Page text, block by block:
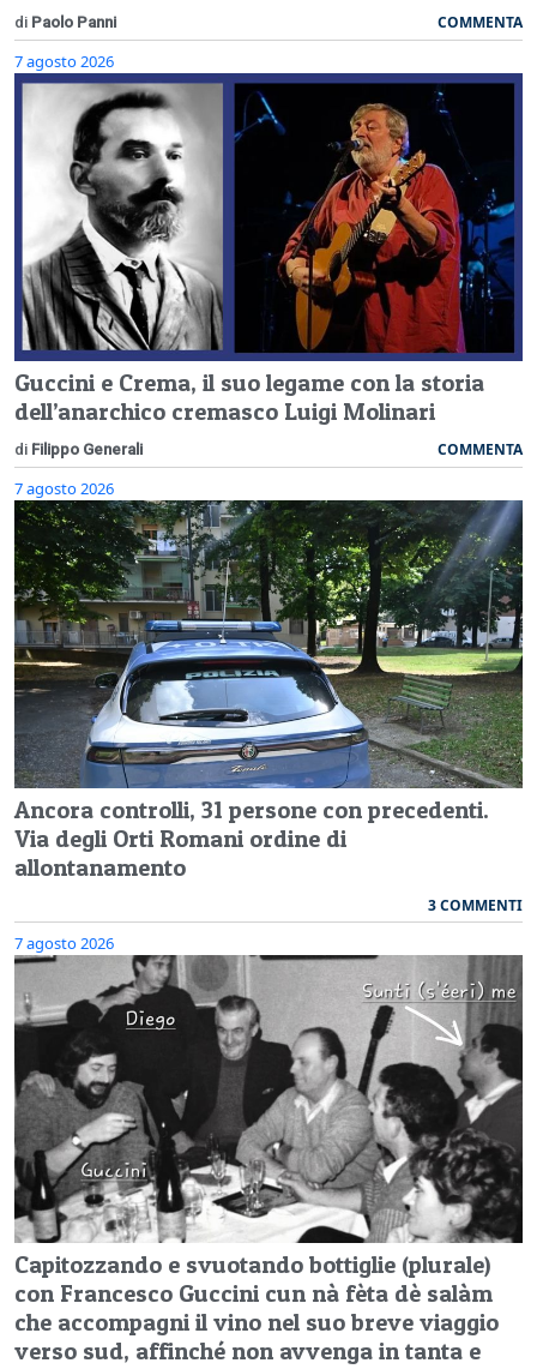
di Paolo Panni COMMENTA
7 agosto 2026
Guccini e Crema, il suo legame con la storia
dell’anarchico cremasco Luigi Molinari
di Filippo Generali COMMENTA
7 agosto 2026
Ancora controlli, 31 persone con precedenti.
Via degli Orti Romani ordine di
allontanamento
3 COMMENTI
7 agosto 2026
Capitozzando e svuotando bottiglie (plurale)
con Francesco Guccini cun nà fèta dè salàm
che accompagni il vino nel suo breve viaggio
verso sud, affinché non avvenga in tanta e